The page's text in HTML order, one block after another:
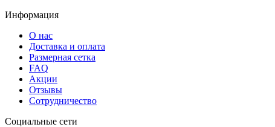
Информация
О нас
Доставка и оплата
Размерная сетка
FAQ
Акции
Отзывы
Сотрудничество
Социальные сети